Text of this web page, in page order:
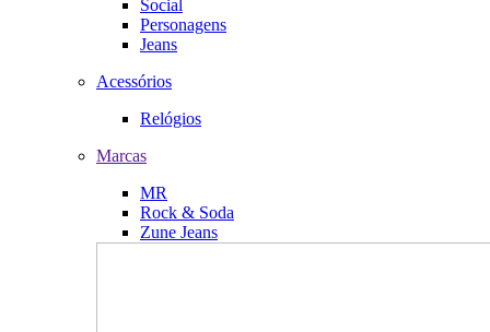
Social
Personagens
Jeans
Acessórios
Relógios
Marcas
MR
Rock & Soda
Zune Jeans